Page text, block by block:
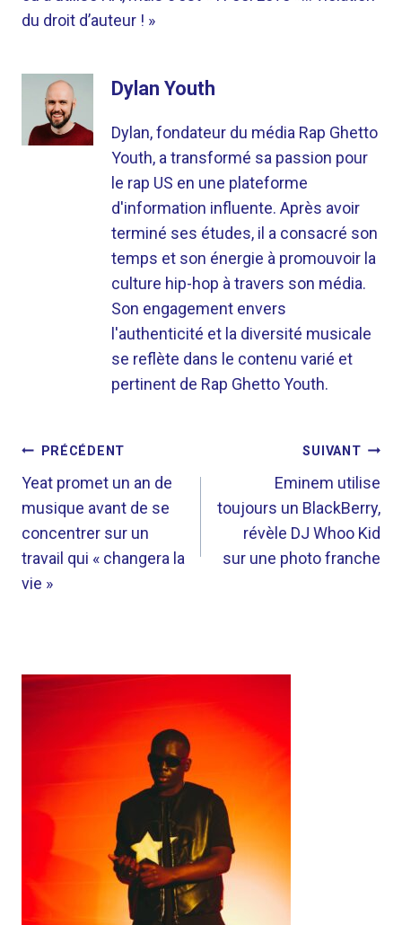
du droit d’auteur ! »
Dylan Youth
Dylan, fondateur du média Rap Ghetto
Youth, a transformé sa passion pour
le rap US en une plateforme
d'information influente. Après avoir
terminé ses études, il a consacré son
temps et son énergie à promouvoir la
culture hip-hop à travers son média.
Son engagement envers
l'authenticité et la diversité musicale
se reflète dans le contenu varié et
pertinent de Rap Ghetto Youth.
NAVIGATION
DE
L’ARTICLE
PRÉCÉDENT
Yeat promet un an de
musique avant de se
concentrer sur un
travail qui « changera la
vie »
SUIVANT
Eminem utilise
toujours un BlackBerry,
révèle DJ Whoo Kid
sur une photo franche